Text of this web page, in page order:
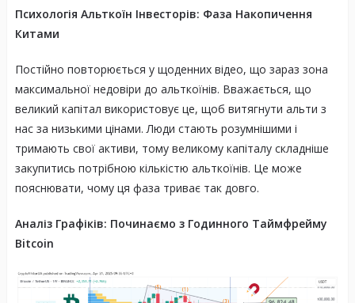
Психологія Альткоїн Інвесторів: Фаза Накопичення
Китами
Постійно повторюється у щоденних відео, що зараз зона
максимальної недовіри до альткоїнів. Вважається, що
великий капітал використовує це, щоб витягнути альти з
нас за низькими цінами. Люди стають розумнішими і
тримають свої активи, тому великому капіталу складніше
закупитись потрібною кількістю альткоїнів. Це може
пояснювати, чому ця фаза триває так довго.
Аналіз Графіків: Починаємо з Годинного Таймфрейму
Bitcoin